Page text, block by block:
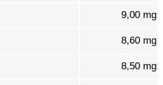
9,00 mg
8,60 mg
8,50 mg